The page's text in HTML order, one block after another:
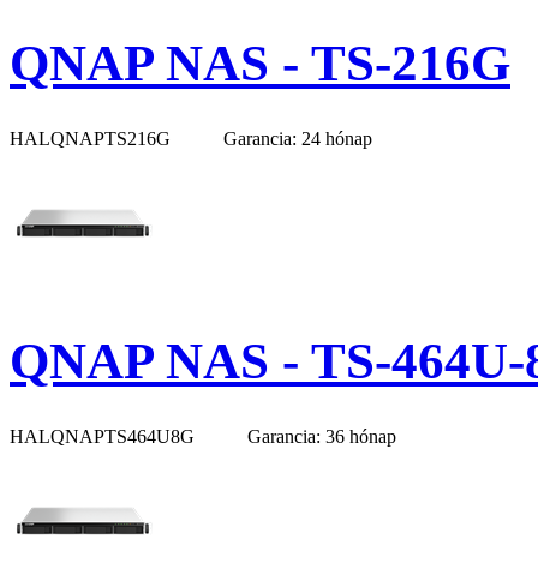
QNAP NAS - TS-216G
HALQNAPTS216G Garancia: 24 hónap
QNAP NAS - TS-464U-
HALQNAPTS464U8G Garancia: 36 hónap